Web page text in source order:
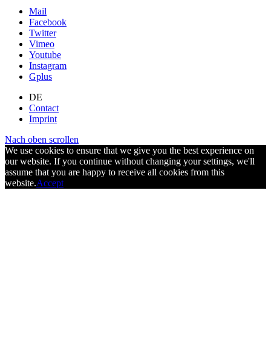
Mail
Facebook
Twitter
Vimeo
Youtube
Instagram
Gplus
DE
Contact
Imprint
Nach oben scrollen
We use cookies to ensure that we give you the best experience on
our website. If you continue without changing your settings, we'll
assume that you are happy to receive all cookies from this
website.Accept